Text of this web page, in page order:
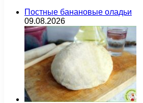
Постные банановые оладьи
09.08.2026